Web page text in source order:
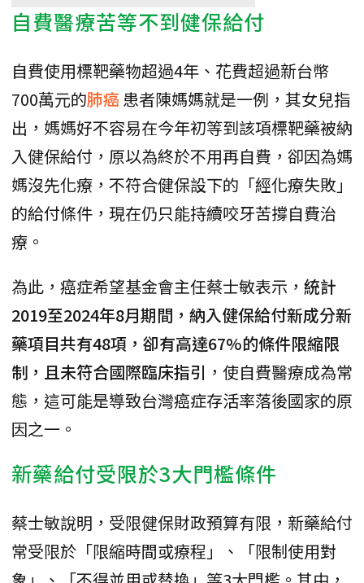
自費醫療苦等不到健保給付
自費使用標靶藥物超過4年、花費超過新台幣
700萬元的肺癌 患者陳媽媽就是一例，其女兒指
出，媽媽好不容易在今年初等到該項標靶藥被納
入健保給付，原以為終於不用再自費，卻因為媽
媽沒先化療，不符合健保設下的「經化療失敗」
的給付條件，現在仍只能持續咬牙苦撐自費治
療。
為此，癌症希望基金會主任蔡士敏表示， 統計
2019至2024年8月期間，納入健保給付新成分新
藥項目共有48項，卻有高達67%的條件限縮限
制，且未符合國際臨床指引 ，使自費醫療成為常
態，這可能是導致台灣癌症存活率落後國家的原
因之一。
新藥給付受限於3大門檻條件
蔡士敏說明，受限健保財政預算有限，新藥給付
常受限於「限縮時間或療程」、「限制使用對